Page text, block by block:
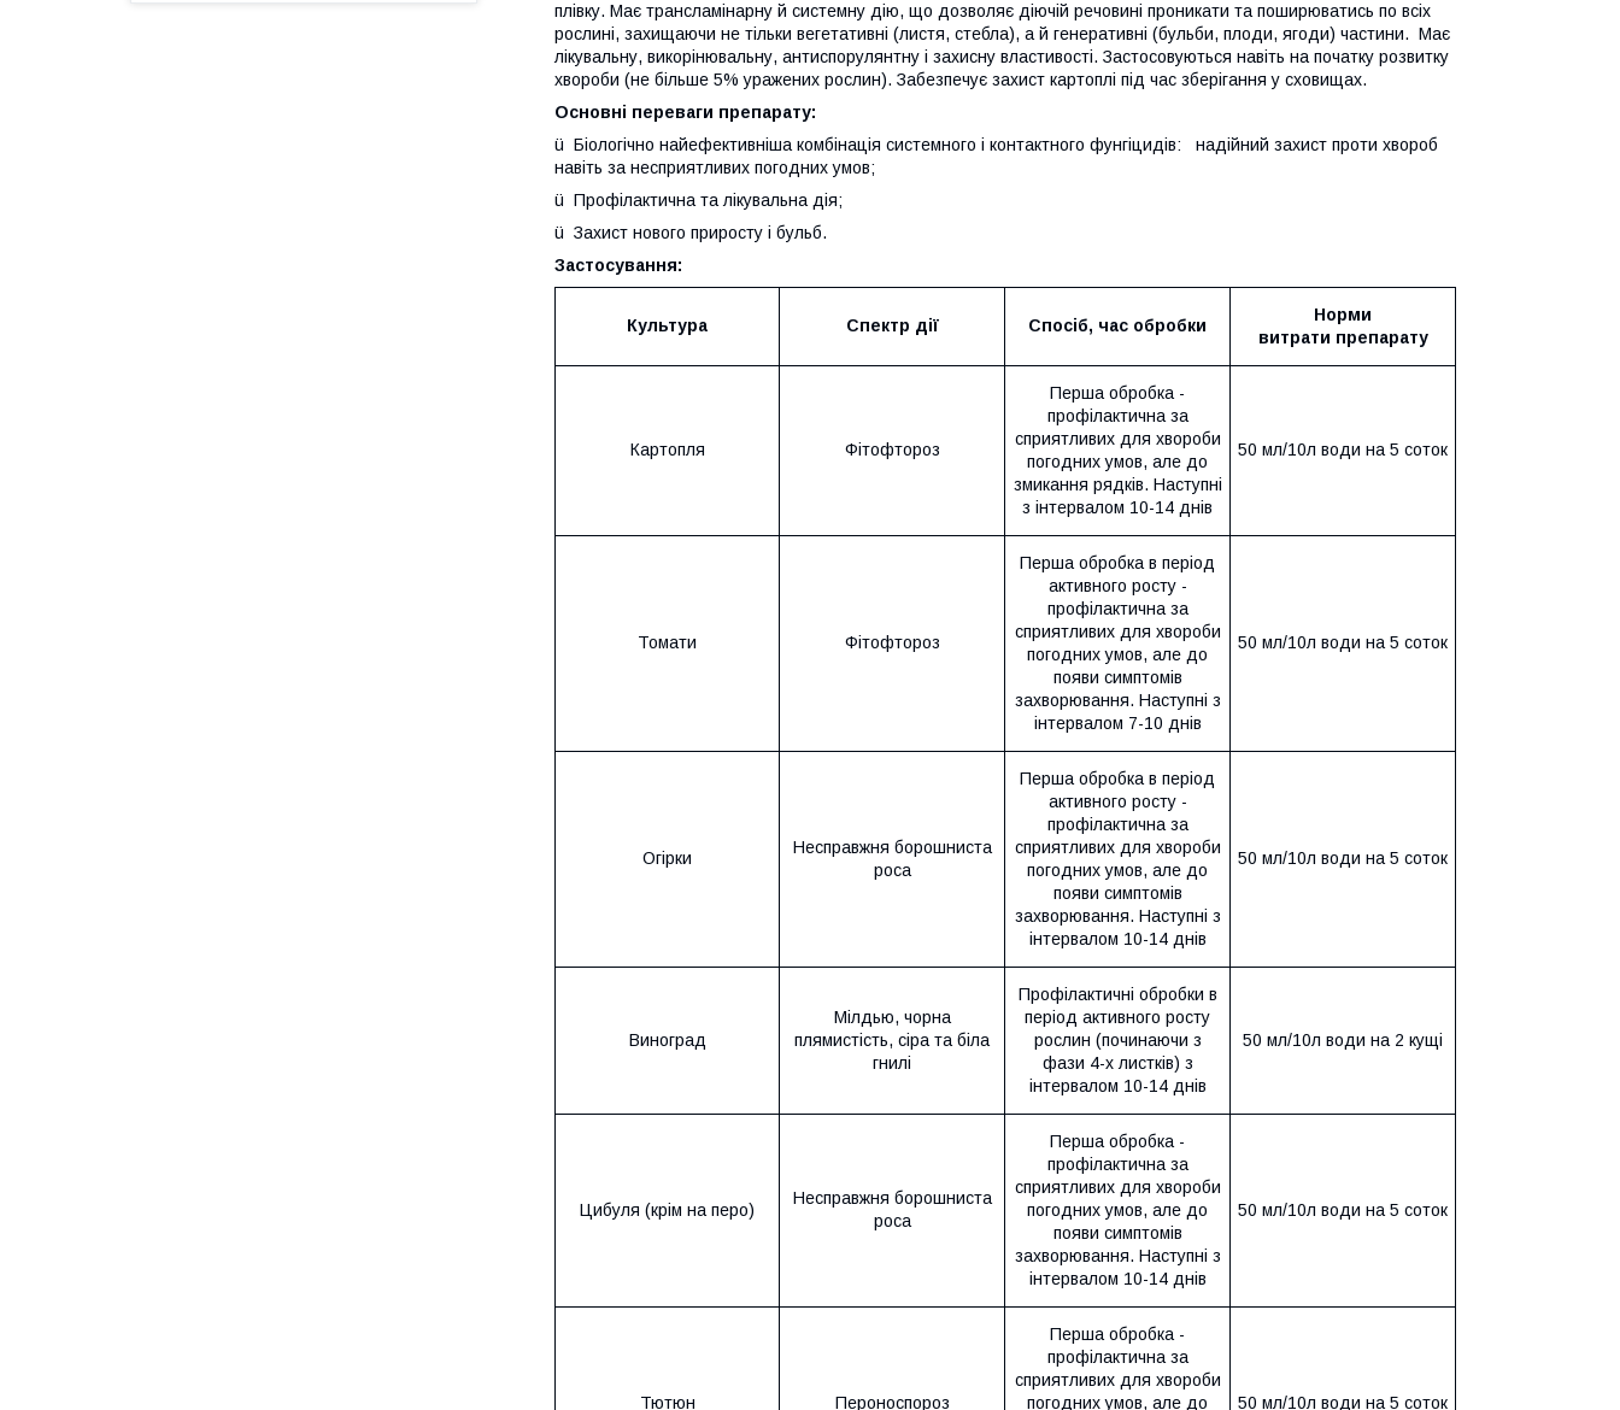
плівку. Має трансламінарну й системну дію, що дозволяє діючій речовині проникати та поширюватись по всіх
рослині, захищаючи не тільки вегетативні (листя, стебла), а й генеративні (бульби, плоди, ягоди) частини. Має
лікувальну, викорінювальну, антиспорулянтну і захисну властивості. Застосовуються навіть на початку розвитку
хвороби (не більше 5% уражених рослин). Забезпечує захист картоплі під час зберігання у сховищах.
Основні переваги препарату:
ü Біологічно найефективніша комбінація системного і контактного фунгіцидів: надійний захист проти хвороб
навіть за несприятливих погодних умов;
ü Профілактична та лікувальна дія;
ü Захист нового приросту і бульб.
Застосування:
Культура Спектр дії Спосіб, час обробки
Норми
витрати препарату
Картопля Фітофтороз
Перша обробка -
профілактична за
сприятливих для хвороби
погодних умов, але до
змикання рядків. Наступні
з інтервалом 10-14 днів
50 мл/10л води на 5 соток
Томати Фітофтороз
Перша обробка в період
активного росту -
профілактична за
сприятливих для хвороби
погодних умов, але до
появи симптомів
захворювання. Наступні з
інтервалом 7-10 днів
50 мл/10л води на 5 соток
Огірки
Несправжня борошниста
роса
Перша обробка в період
активного росту -
профілактична за
сприятливих для хвороби
погодних умов, але до
появи симптомів
захворювання. Наступні з
інтервалом 10-14 днів
50 мл/10л води на 5 соток
Виноград
Мілдью, чорна
плямистість, сіра та біла
гнилі
Профілактичні обробки в
період активного росту
рослин (починаючи з
фази 4-х листків) з
інтервалом 10-14 днів
50 мл/10л води на 2 кущі
Цибуля (крім на перо)
Несправжня борошниста
роса
Перша обробка -
профілактична за
сприятливих для хвороби
погодних умов, але до
появи симптомів
захворювання. Наступні з
інтервалом 10-14 днів
50 мл/10л води на 5 соток
Тютюн Пероноспороз
Перша обробка -
профілактична за
сприятливих для хвороби
погодних умов, але до
50 мл/10л води на 5 соток